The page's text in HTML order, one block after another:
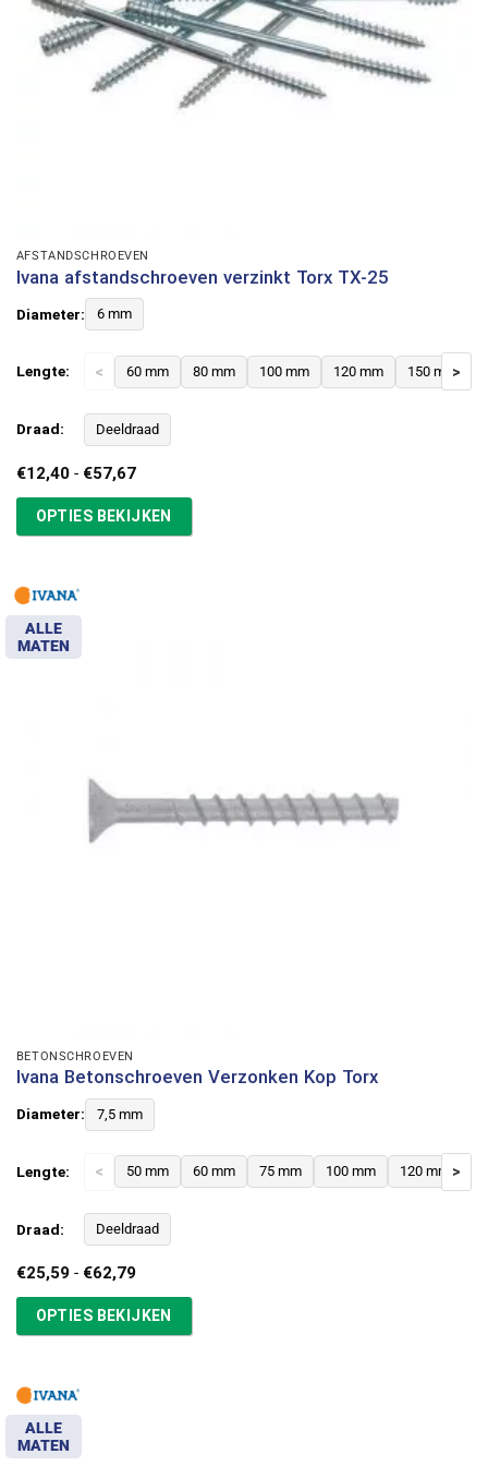
AFSTANDSCHROEVEN
Ivana afstandschroeven verzinkt Torx TX-25
Diameter: 6 mm
Lengte: < 60 mm 80 mm 100 mm 120 mm 150 mm>
Draad: Deeldraad
€12,40 - €57,67Prijsklasse:
€57,67
OPTIES BEKIJKEN
ALLE
MATEN
BETONSCHROEVEN
Ivana Betonschroeven Verzonken Kop Torx
Diameter: 7,5 mm
Lengte: < 50 mm 60 mm 75 mm 100 mm 120 mm >
Draad: Deeldraad
€25,59 - €62,79Prijsklasse:
tot
€62,79
OPTIES BEKIJKEN
ALLE
MATEN